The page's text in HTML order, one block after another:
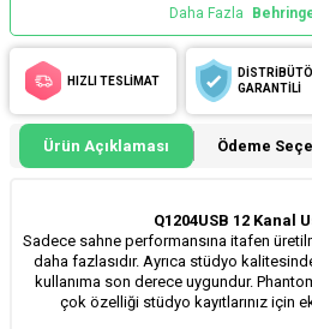
Daha Fazla
HIZLI TESLİMAT
GARANTİLİ
Ürün Açıklaması Ödeme
Q1204USB 12 Kanal
Sadece sahne performansına itafen
daha fazlasıdır. Ayrıca stüdyo
kullanıma son derece uygundur.
çok özelliği stüdyo kayıtlarınız için